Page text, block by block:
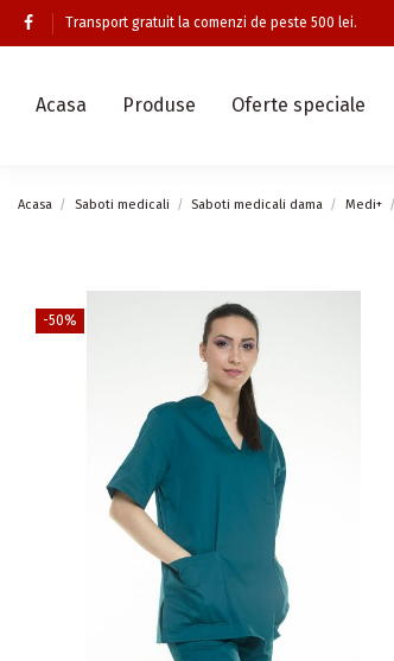
Transport gratuit la comenzi de peste 500 lei.
Acasa Produse Oferte speciale
Acasa Saboti medicali Saboti medicali dama Medi+
-50%